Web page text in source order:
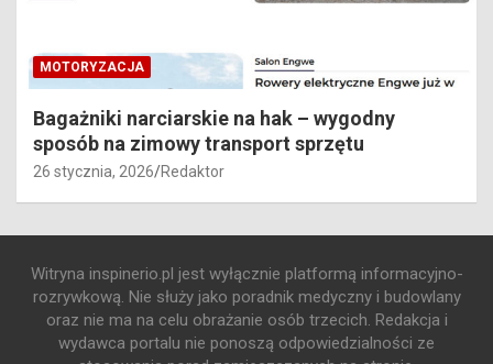
MOTORYZACJA
Bagażniki narciarskie na hak – wygodny
sposób na zimowy transport sprzętu
26 stycznia, 2026 Redaktor
Witryna inspinerio.pl jest wyłącznie platformą informacyjno-
rozrywkową. Nie służy jako poradnik medyczny i budowlany
oraz nie ma na celu obrażanie osób trzecich. Redakcja i
wydawca portalu nie ponoszą odpowiedzialności ze